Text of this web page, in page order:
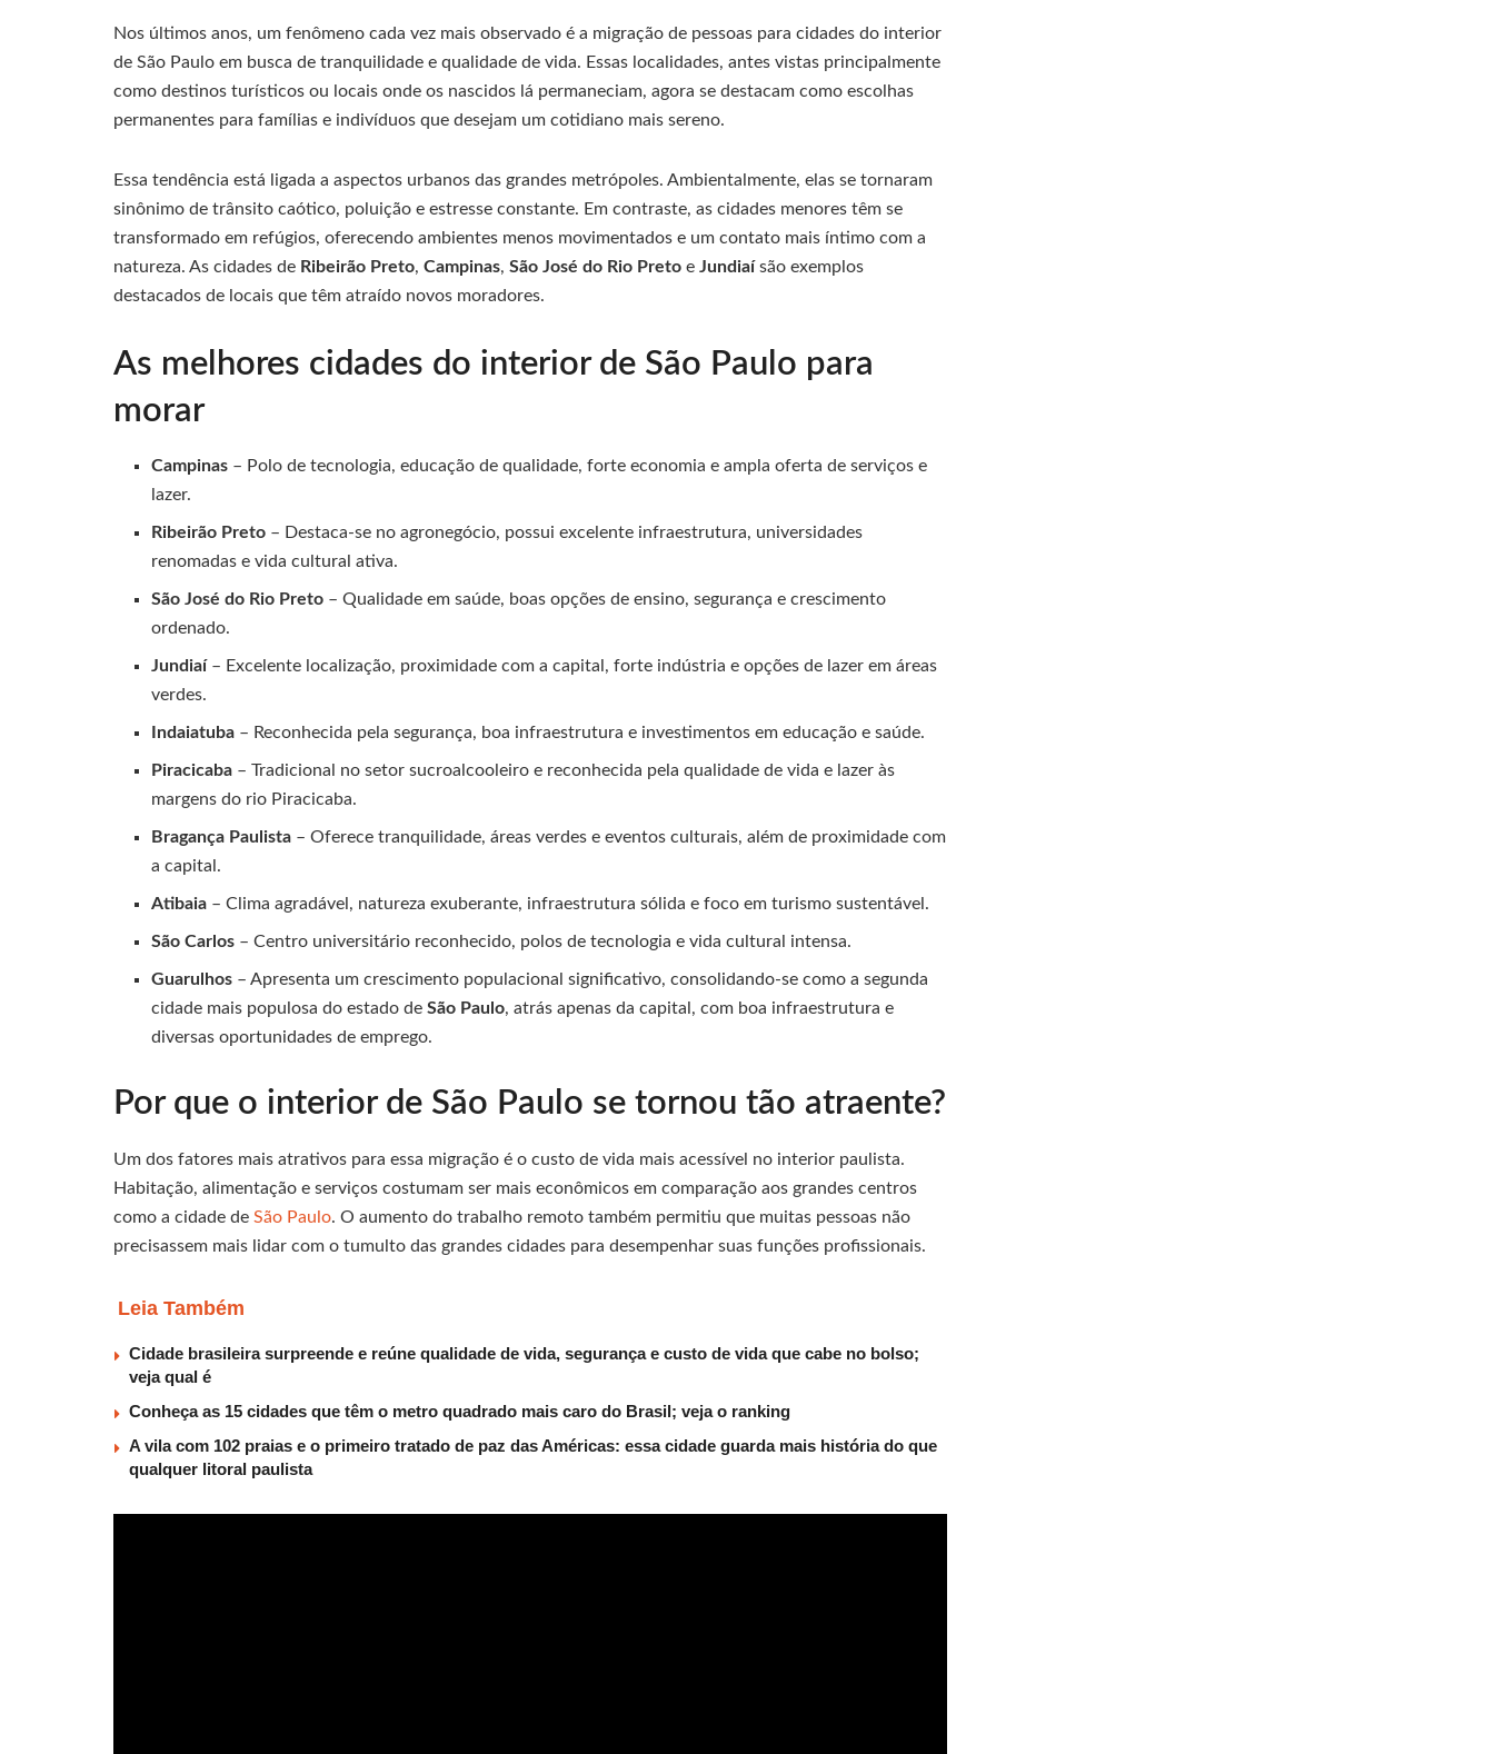
Nos últimos anos, um fenômeno cada vez mais observado é a migração de pessoas para cidades do interior
de São Paulo em busca de tranquilidade e qualidade de vida. Essas localidades, antes vistas principalmente
como destinos turísticos ou locais onde os nascidos lá permaneciam, agora se destacam como escolhas
permanentes para famílias e indivíduos que desejam um cotidiano mais sereno.
Essa tendência está ligada a aspectos urbanos das grandes metrópoles. Ambientalmente, elas se tornaram
sinônimo de trânsito caótico, poluição e estresse constante. Em contraste, as cidades menores têm se
transformado em refúgios, oferecendo ambientes menos movimentados e um contato mais íntimo com a
natureza. As cidades de Ribeirão Preto, Campinas, São José do Rio Preto e Jundiaísão exemplos
destacados de locais que têm atraído novos moradores.
As melhores cidades do interior de São Paulo para
morar
Campinas – Polo de tecnologia, educação de qualidade, forte economia e ampla oferta de serviços e
lazer.
Ribeirão Preto – Destaca-se no agronegócio, possui excelente infraestrutura, universidades
renomadas e vida cultural ativa.
São José do Rio Preto – Qualidade em saúde, boas opções de ensino, segurança e crescimento
ordenado.
Jundiaí– Excelente localização, proximidade com a capital, forte indústria e opções de lazer em áreas
verdes.
Indaiatuba – Reconhecida pela segurança, boa infraestrutura e investimentos em educação e saúde.
Piracicaba – Tradicional no setor sucroalcooleiro e reconhecida pela qualidade de vida e lazer às
margens do rio Piracicaba.
Bragança Paulista – Oferece tranquilidade, áreas verdes e eventos culturais, além de proximidade com
a capital.
Atibaia – Clima agradável, natureza exuberante, infraestrutura sólida e foco em turismo sustentável.
São Carlos – Centro universitário reconhecido, polos de tecnologia e vida cultural intensa.
Guarulhos – Apresenta um crescimento populacional significativo, consolidando-se como a segunda
cidade mais populosa do estado deSão Paulo, atrás apenas da capital, com boa infraestrutura e
diversas oportunidades de emprego.
Por que o interior de São Paulo se tornou tão atraente?
Um dos fatores mais atrativos para essa migração é o custo de vida mais acessível no interior paulista.
Habitação, alimentação e serviços costumam ser mais econômicos em comparação aos grandes centros
como a cidade de São Paulo. O aumento do trabalho remoto também permitiu que muitas pessoas não
precisassem mais lidar com o tumulto das grandes cidades para desempenhar suas funções profissionais.
Leia Também
Cidade brasileira surpreende e reúne qualidade de vida, segurança e custo de vida que cabe no bolso;
veja qual é
Conheça as 15 cidades que têm o metro quadrado mais caro do Brasil; veja o ranking
A vila com 102 praias e o primeiro tratado de paz das Américas: essa cidade guarda mais história do que
qualquer litoral paulista